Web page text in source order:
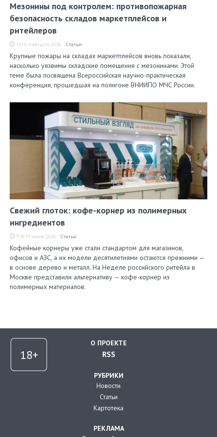
Мезонины под контролем: противопожарная
безопасность складов маркетплейсов и
ритейлеров
14:14, 4 августа 2026 Статьи
Крупные пожары на складах маркетплейсов вновь показали,
насколько уязвимы складские помещения с мезонинами. Этой
теме была посвящена Всероссийская научно-практическая
конференция, прошедшая на полигоне ВНИИПО МЧС России.
Свежий глоток: кофе-корнер из полимерных
ингредиентов
11:19, 17 июля 2026 Статьи
Кофейные корнеры уже стали стандартом для магазинов,
офисов и АЗС, а их модели десятилетиями остаются прежними —
в основе дерево и металл. На Неделе российского ритейла в
Москве представили альтернативу — кофе-корнер из
полимерных материалов.
О ПРОЕКТЕ
RSS
РУБРИКИ
Новости
Статьи
Картотека
РЕКЛАМА